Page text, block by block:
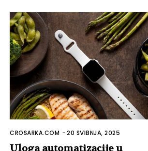
CROSARKA.COM -20 SVIBNJA, 2025
Uloga automatizacije u